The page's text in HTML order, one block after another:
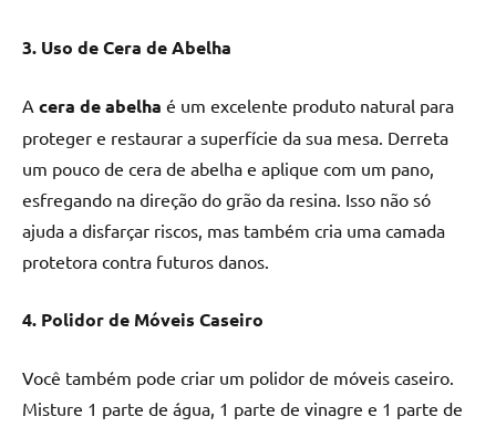
as
River
Tables
mesas
de
tampinhas
resinadas.
3. Uso de Cera de Abelha
A cera de abelha é um excelente produto natural para
proteger e restaurar a superfície da sua mesa. Derreta
um pouco de cera de abelha e aplique com um pano,
esfregando na direção do grão da resina. Isso não só
ajuda a disfarçar riscos, mas também cria uma camada
protetora contra futuros danos.
4. Polidor de Móveis Caseiro
Você também pode criar um polidor de móveis caseiro.
Misture 1 parte de água, 1 parte de vinagre e 1 parte de